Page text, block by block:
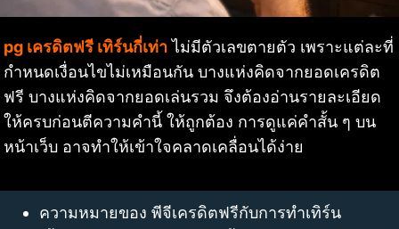
pg เครดิตฟรี เทิร์นกี่เท่าไม่มีตัวเลขตายตัว เพราะแต่ละที่
กำหนดเงื่อนไขไม่เหมือนกัน บางแห่งคิดจากยอดเครดิต
ฟรี บางแห่งคิดจากยอดเล่นรวม จึงต้องอ่านรายละเอียด
ให้ครบก่อนตีความคำนี้ ให้ถูกต้อง การดูแค่คำสั้น ๆ บน
หน้าเว็บ อาจทำให้เข้าใจคลาดเคลื่อนได้ง่าย
ความหมายของ พีจีเครดิตฟรีกับการทำเทิร์น